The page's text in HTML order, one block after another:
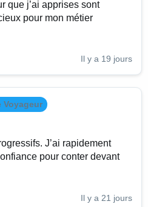
que j’ai apprises sont
pour mon métier
Il y a 19 jours
Voyageur
J’ai rapidement
pour conter devant
Il y a 21 jours